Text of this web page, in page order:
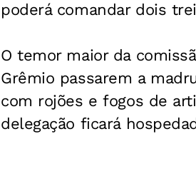
poderá comandar dois
O temor maior da
Grêmio passarem a
com rojões e fogos de
delegação ficará